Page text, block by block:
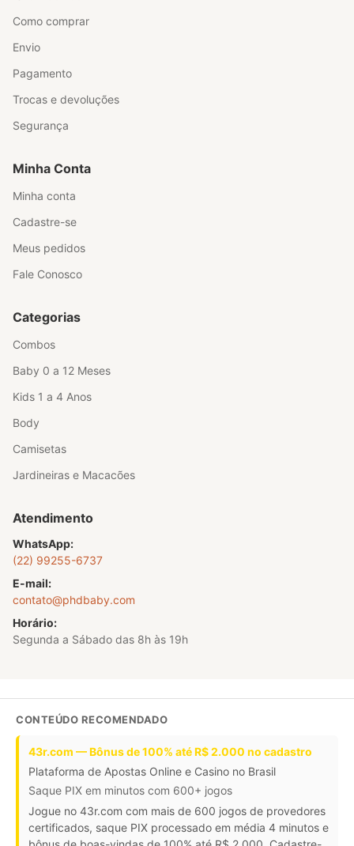
Como comprar
Envio
Pagamento
Trocas e devoluções
Segurança
Minha Conta
Minha conta
Cadastre-se
Meus pedidos
Fale Conosco
Categorias
Combos
Baby 0 a 12 Meses
Kids 1 a 4 Anos
Body
Camisetas
Jardineiras e Macacões
Atendimento
WhatsApp:
(22) 99255-6737
E-mail:
contato@phdbaby.com
Horário:
Segunda a Sábado das 8h às 19h
CONTEÚDO RECOMENDADO
43r.com — Bônus de 100% até R$ 2.000 no cadastro
Plataforma de Apostas Online e Casino no Brasil
Saque PIX em minutos com 600+ jogos
Jogue no 43r.com com mais de 600 jogos de provedores
certificados, saque PIX processado em média 4 minutos e